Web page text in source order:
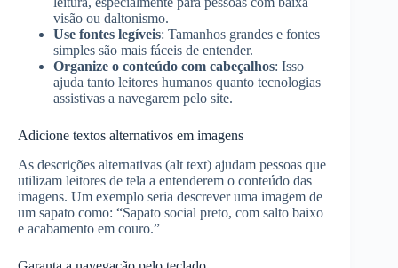
visão ou daltonismo.
Use fontes legíveis: Tamanhos grandes e fontes
simples são mais fáceis de entender.
Organize o conteúdo com cabeçalhos: Isso
ajuda tanto leitores humanos quanto tecnologias
assistivas a navegarem pelo site.
Adicione textos alternativos em imagens
As descrições alternativas (alt text) ajudam pessoas que
utilizam leitores de tela a entenderem o conteúdo das
imagens. Um exemplo seria descrever uma imagem de
um sapato como: “Sapato social preto, com salto baixo
e acabamento em couro.”